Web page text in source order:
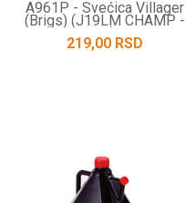
A961P - Svećica Villager
(Brigs) (J19LM CHAMP -
B2LM NGK) - 21MM
219,00 RSD